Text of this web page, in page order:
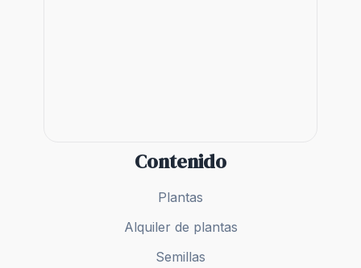
Plantas
Alquiler de plantas
Semillas